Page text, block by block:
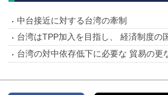
中台接近に対する台湾の牽制
台湾はTPP加入を目指し、 経済制度の
台湾の対中依存低下に必要な 貿易の更